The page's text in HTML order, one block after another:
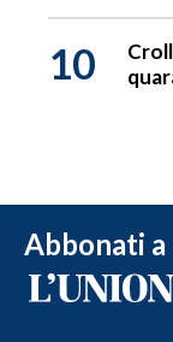
10
Abbonati a